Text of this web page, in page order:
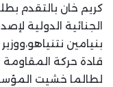
كريم خان بالتقدم
الجنائية الدولية
قادة حركة
لطالما خشيت